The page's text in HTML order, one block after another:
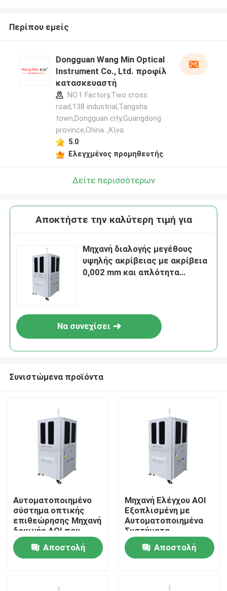
Σπίτι
Προϊόντα
Περίπου εμείς
Dongguan Wang Min Optical
Instrument Co., Ltd. προφίλ
κατασκευαστή
NO.1 Factory,Two cross
road,138 industrial,Tangsha
town,Dongguan city,Guangdong
province,China. ,Κίνα
5.0
Ελεγχμένος προμηθευτής
Δείτε περισσότερων
Αποκτήστε την καλύτερη τιμή για
Μηχανή διαλογής μεγέθους
υψηλής ακρίβειας με ακρίβεια
0,002 mm και απλότητα
Να συνεχίσει
Συνιστώμενα προϊόντα
Αυτοματοποιημένο
σύστημα οπτικής
επιθεώρησης Μηχανή
δοκιμής AOI που
εξασφαλίζει τον
εντοπισμό και τη
διαχείριση
Αποστολή
Μηχανή Ελέγχου AOI
Εξοπλισμένη με
Αυτοματοποιημένα
Συστήματα
Μεταφοράς για
Ομαλή Ροή Εργασίας
Διαχείρισης Υλικών
Αποστολή